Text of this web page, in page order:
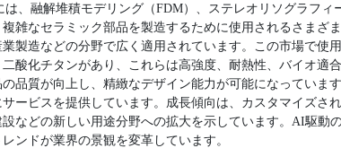
、融解堆積モデリング（FDM）、ステレオリソグラフ
雑なセラミック部品を製造するために使用されるさまざ
製造などの分野で広く適用されています。この市場で使
酸化チタンがあり、これらは高強度、耐熱性、バイオ適
品質が向上し、精緻なデザイン能力が可能になっていま
ービスを提供しています。成長傾向は、カスタマイズさ
などの新しい用途分野への拡大を示しています。AI駆動
ンドが業界の景観を変革しています。